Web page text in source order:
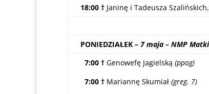
18:00 † Janinę i Tadeusza
PONIEDZIAŁEK – 7 maja – NMP
7:00 † Genowefę Jagielską (ppog)
7:00 † Mariannę Skumiał (greg. 7)